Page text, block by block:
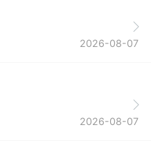
2026-08-07
2026-08-07